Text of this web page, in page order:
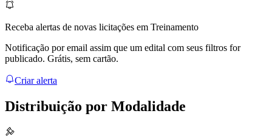
Receba alertas de novas licitações em Treinamento
Notificação por email assim que um edital com seus filtros for
publicado. Grátis, sem cartão.
Criar alerta
Distribuição por Modalidade